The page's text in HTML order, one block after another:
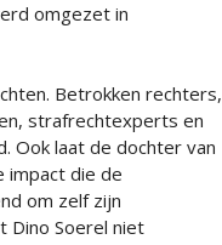
omgezet in
Betrokken rechters,
strafrechtexperts en
Ook laat de dochter van
impact die de
om zelf zijn
Dino Soerel niet